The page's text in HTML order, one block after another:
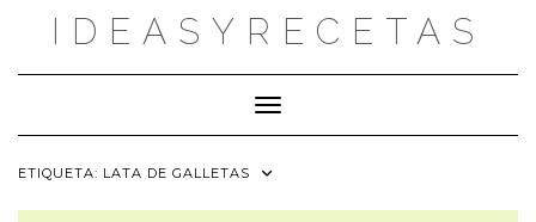
IDEASYRECETAS
Cambiar modo de navegación
ETIQUETA: LATA DE GALLETAS